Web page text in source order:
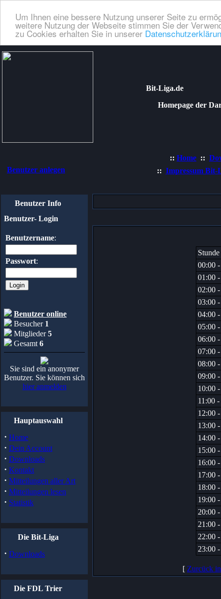
Um Ihnen eine bessere Nutzung unserer Seite zu
weitere Nutzung der Webseite stimmen Sie der
zu Cookies erhalten Sie in unserer
Bit-Liga.de
Homepage der
Benutzer anlegen
:: Home ::
:: Impressum Bit-
Benutzer Info
Benutzer- Login
Benutzername:
Passwort:
Benutzer online
Besucher 1
Mitglieder5
Gesamt 6
Sie sind ein anonymer
Benutzer. Sie können sich
hier anmelden
Hauptauswahl
· Home
· Dein Account
· Downloads
· Kontakt
· Mitteilungen aller Art
· Mitteilungen lesen
· Statistik
Die Bit-Liga
· Downloads
Die FDL Trier
Stunde
00:00
01:00
02:00
03:00
04:00
05:00
06:00
07:00
08:00
09:00
10:00
11:00
12:00
13:00
14:00
15:00
16:00
17:00
18:00
19:00
20:00
21:00
22:00
23:00
[ Zurcück